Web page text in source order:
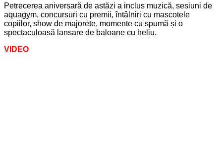
Petrecerea aniversară de astăzi a inclus muzică, sesiuni de
aquagym, concursuri cu premii, întâlniri cu mascotele
copiilor, show de majorete, momente cu spumă și o
spectaculoasă lansare de baloane cu heliu.
VIDEO